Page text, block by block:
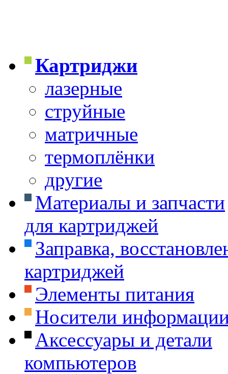
Картриджи
лазерные
струйные
матричные
термоплёнки
другие
Материалы и запчасти
для картриджей
Заправка,
картриджей
Элементы питания
Носители
Аксессуары и детали
компьютеров